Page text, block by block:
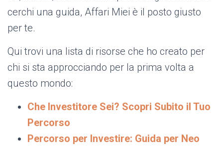
cerchi una guida, Affari Miei è il posto giusto
per te.
Qui trovi una lista di risorse che ho creato per
chi si sta approcciando per la prima volta a
questo mondo:
Che Investitore Sei? Scopri Subito il Tuo
Percorso
Percorso per Investire: Guida per Neo